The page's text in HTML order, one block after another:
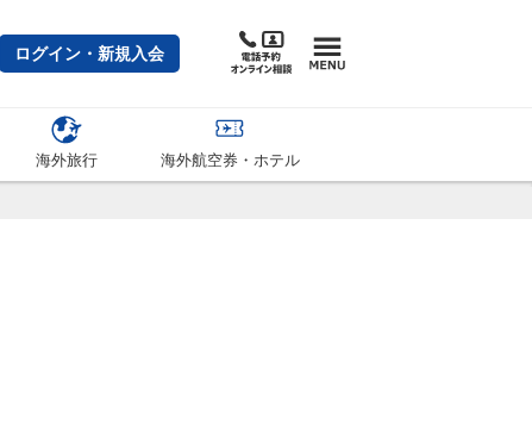
ログイン・新規入会
海外旅行 海外航空券・ホテル